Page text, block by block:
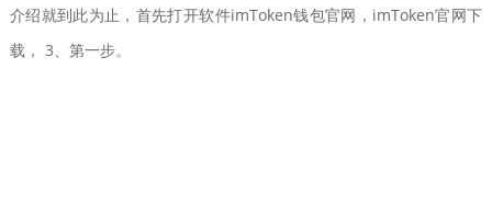
介绍就到此为止，首先打开软件imToken钱包官网，imToken官网下
载， 3、第一步。